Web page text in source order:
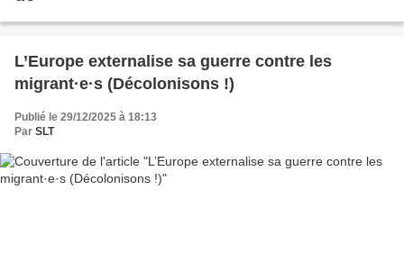
L’Europe externalise sa guerre contre les
migrant·e·s (Décolonisons !)
Publié le 29/12/2025 à 18:13
Par SLT